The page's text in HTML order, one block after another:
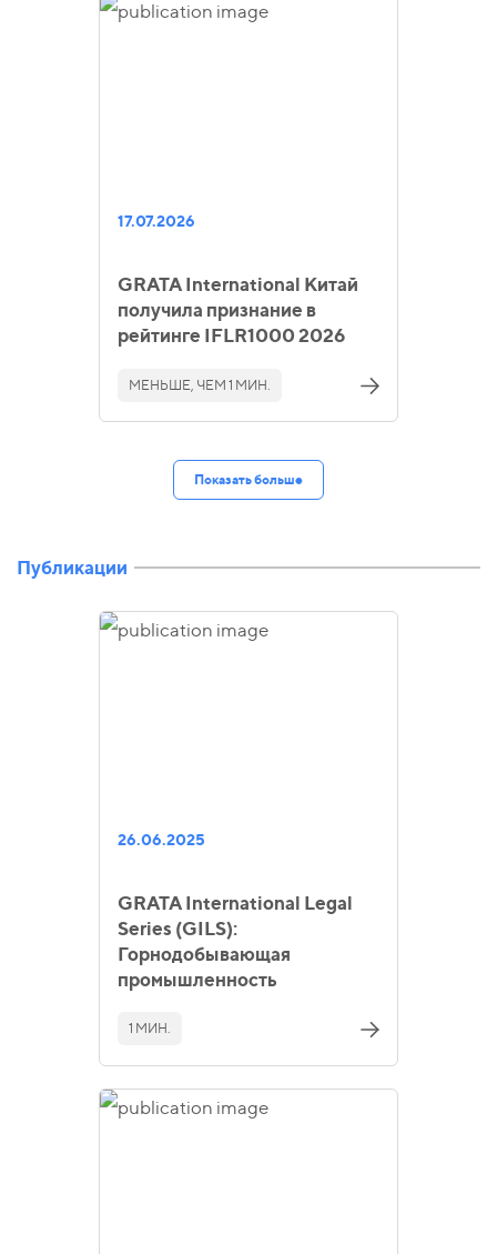
17.07.2026
GRATA International Китай
получила признание в
рейтинге IFLR1000 2026
МЕНЬШЕ, ЧЕМ 1 МИН.
Показать больше
Публикации
26.06.2025
GRATA International Legal
Series (GILS):
Горнодобывающая
промышленность
1 МИН.